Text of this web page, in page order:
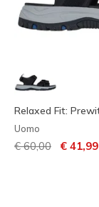
Relaxed Fit:
Uomo
Prezzo ridotto da
€ 60,00 per
€ 41,99